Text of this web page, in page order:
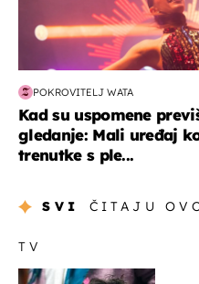
POKROVITELJ WATA
Kad su uspomene
gledanje: Mali uređaj
trenutke s ple...
SVI ČITAJU
TV